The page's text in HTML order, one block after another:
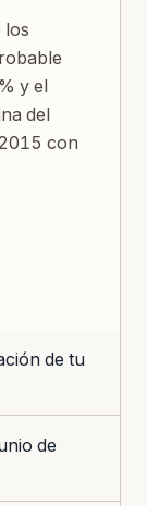
los
y el
del
con
de tu
de